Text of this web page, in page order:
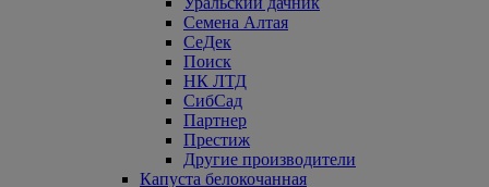
Семена Алтая
СеДек
Поиск
НК ЛТД
СибСад
Партнер
Престиж
Другие производители
Капуста белокочанная